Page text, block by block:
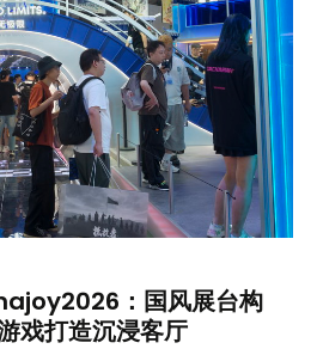
：国风展台构
戏打造沉浸客厅